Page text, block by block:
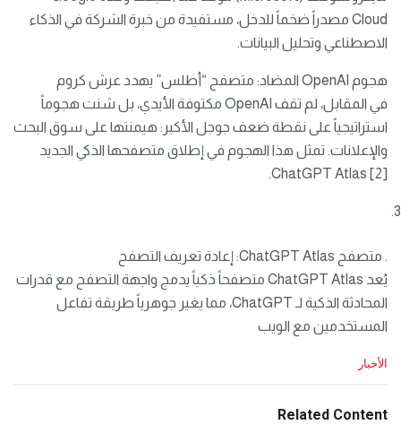
Cloud مصدراً ضخماً للدخل، مستفيدة من خبرة الشركة في الذكاء
الاصطناعي وتحليل البيانات.
هجوم OpenAI المضاد: متصفح “أطلس” يهدد عرش كروم
في المقابل، لم تقف OpenAI مكتوفة الأيدي، بل شنت هجوماً
استراتيجياً على نقطة ضعف جوجل الأكبر: هيمنتها على سوق البحث
والإعلانات. تمثل هذا الهجوم في إطلاق متصفحها الذكي الجديد
ChatGPT Atlas [2].
. متصفح ChatGPT Atlas: إعادة تعريف التصفح
يُعد ChatGPT Atlas متصفحاً ذكياً يدمج واجهة التصفح مع قدرات
المحادثة الذكية لـ ChatGPT، مما يغير جوهرياً طريقة تفاعل
المستخدمين مع الويب
C
e
الأخبار
Related Content